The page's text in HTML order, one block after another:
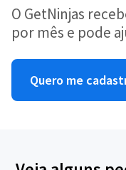
O GetNinjas
por mês e pode
Quero me